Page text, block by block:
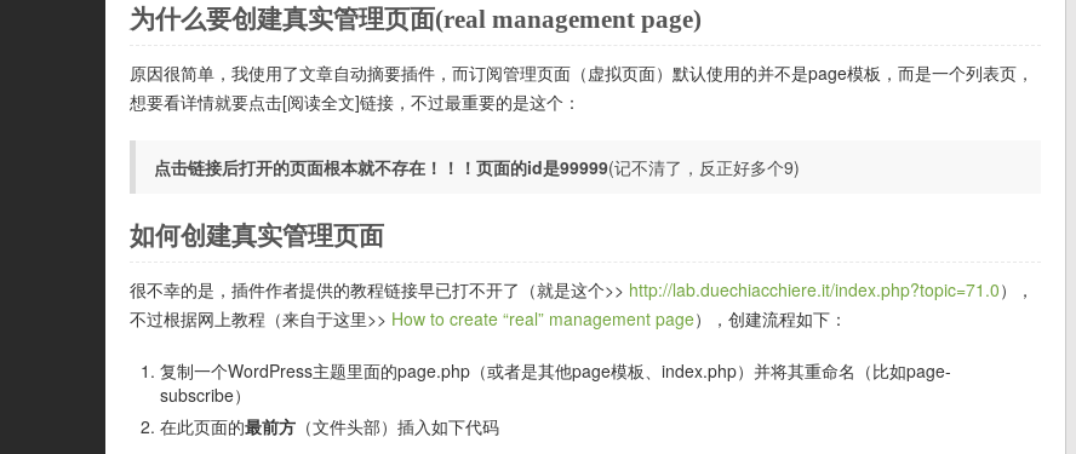
为什么要创建真实管理页面(real management page)
原因很简单，我使用了文章自动摘要插件，而订阅管理页面（虚拟页面）默认使用的并不是page模板，而是一个列表页，
想要看详情就要点击[阅读全文]链接，不过最重要的是这个：
点击链接后打开的页面根本就不存在！！！页面的id是99999(记不清了，反正好多个9)
如何创建真实管理页面
很不幸的是，插件作者提供的教程链接早已打不开了（就是这个>> http://lab.duechiacchiere.it/index.php?topic=71.0），
不过根据网上教程（来自于这里>> How to create “real” management page），创建流程如下：
复制一个WordPress主题里面的page.php（或者是其他page模板、index.php）并将其重命名（比如page-
subscribe）
在此页面的最前方 （文件头部）插入如下代码